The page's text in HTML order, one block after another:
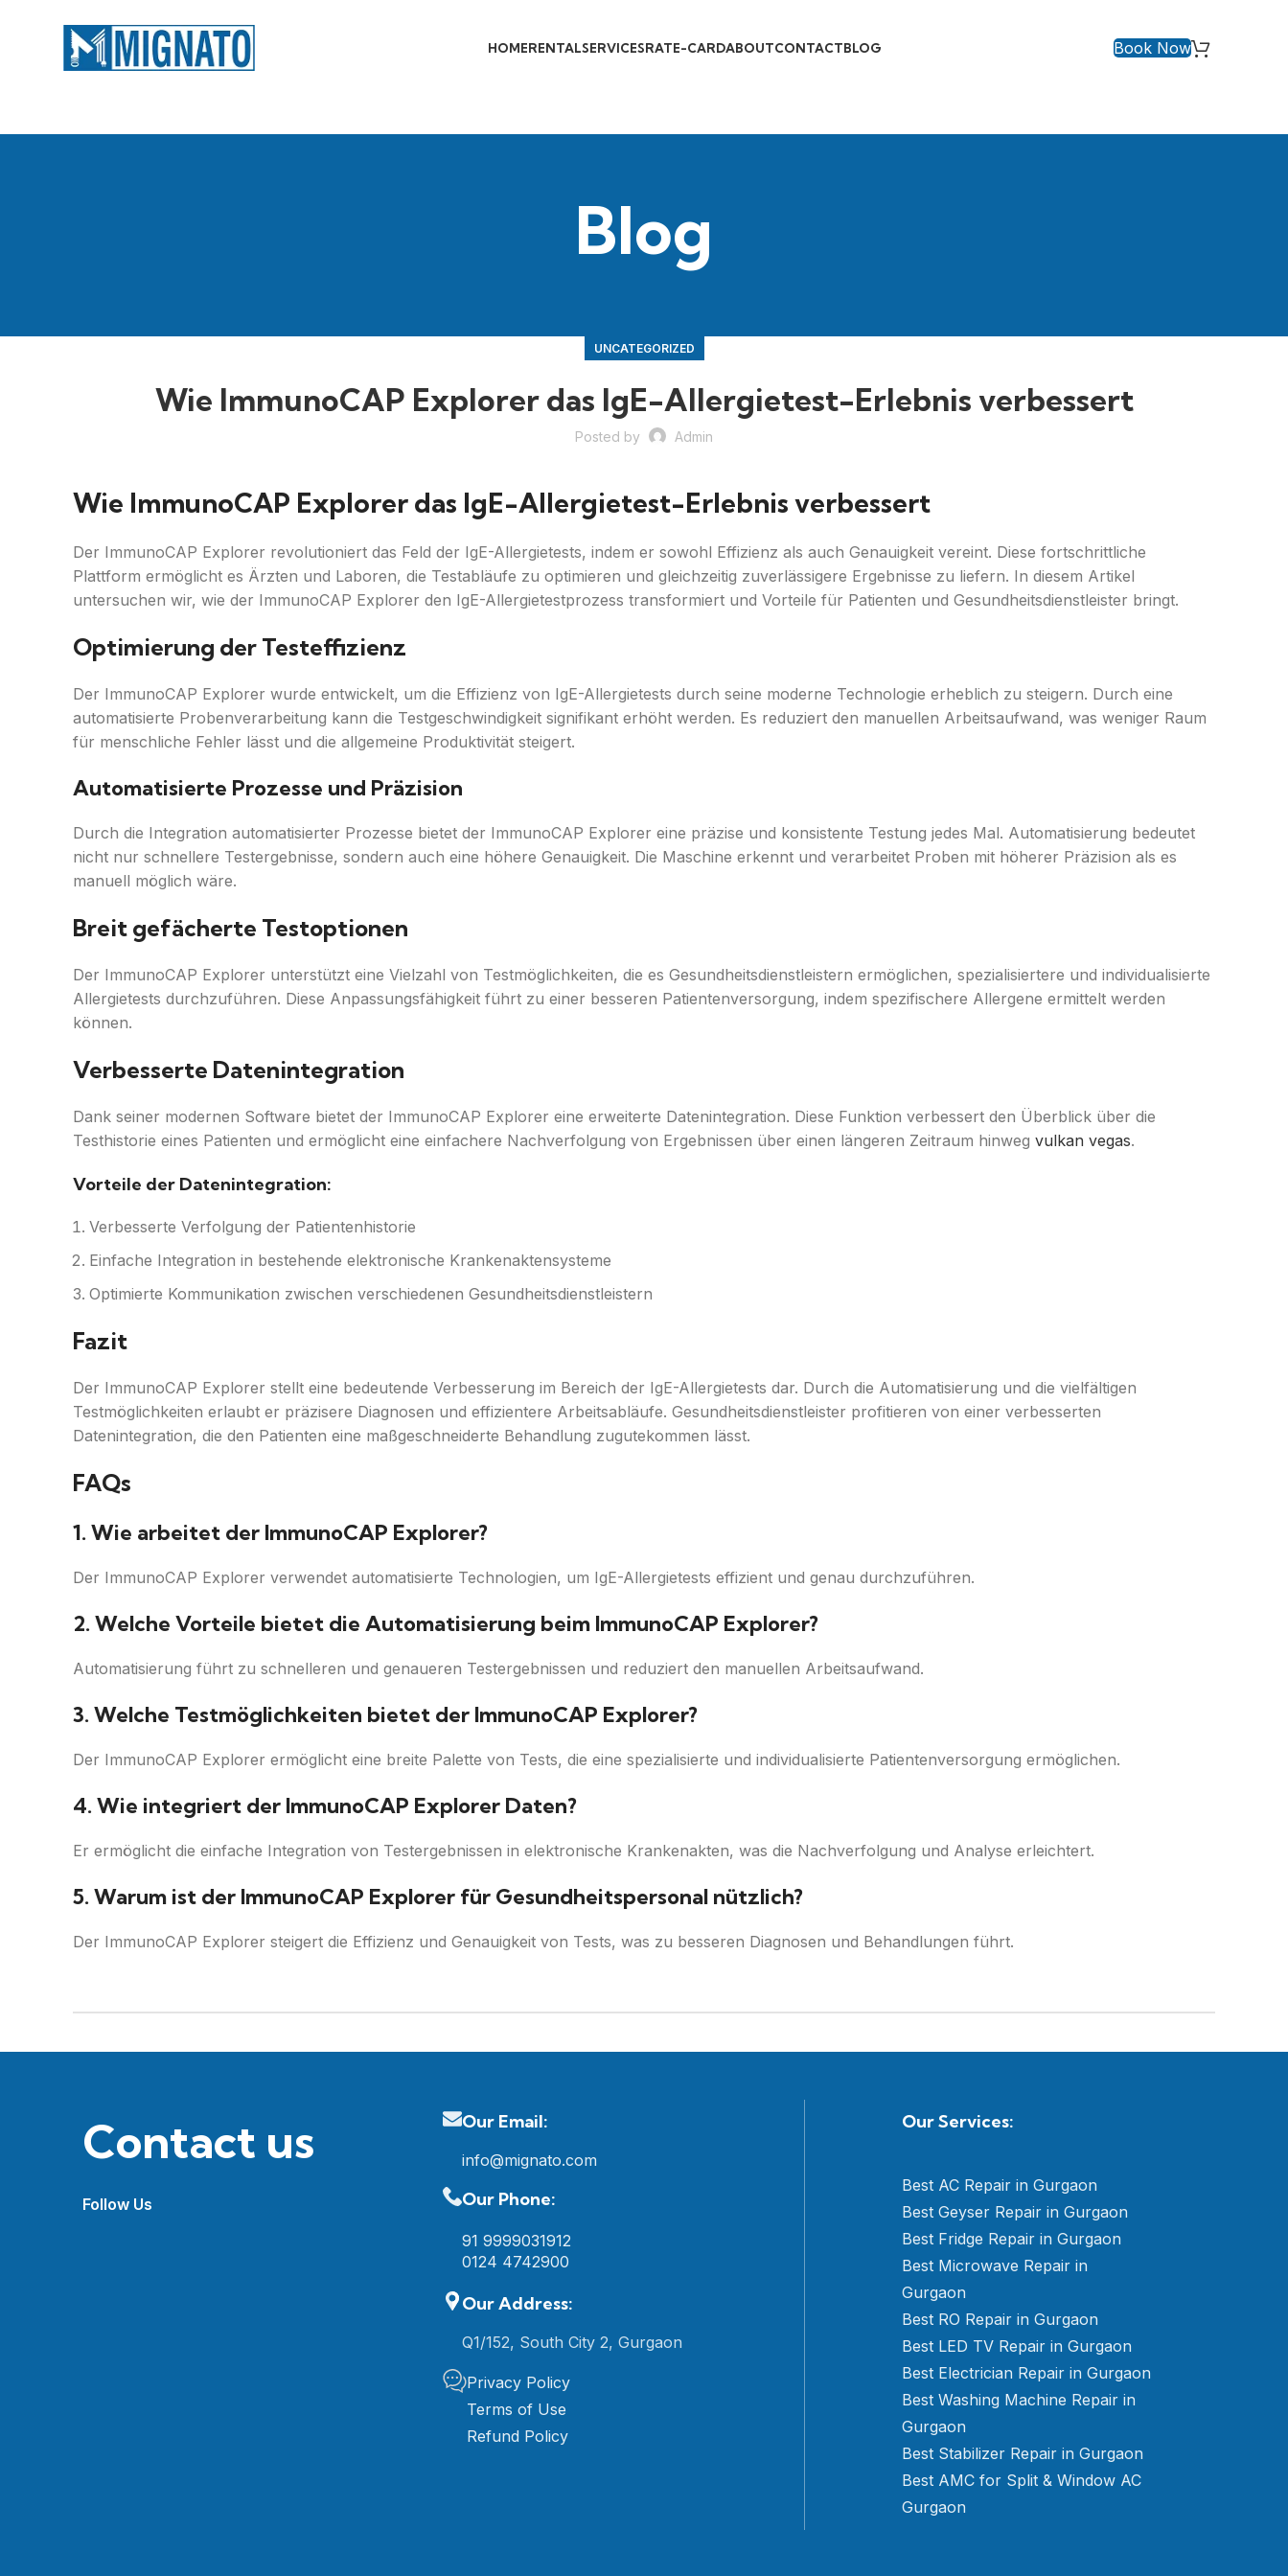
HOMERENTALSERVICESRATE-CARDABOUTCONTACTBLOG Book Now
Blog
UNCATEGORIZED
Wie ImmunoCAP Explorer das IgE-Allergietest-Erlebnis verbessert
Posted by Admin
Wie ImmunoCAP Explorer das IgE-Allergietest-Erlebnis verbessert
Der ImmunoCAP Explorer revolutioniert das Feld der IgE-Allergietests, indem er sowohl Effizienz als auch Genauigkeit vereint. Diese fortschrittliche
Plattform ermöglicht es Ärzten und Laboren, die Testabläufe zu optimieren und gleichzeitig zuverlässigere Ergebnisse zu liefern. In diesem Artikel
untersuchen wir, wie der ImmunoCAP Explorer den IgE-Allergietestprozess transformiert und Vorteile für Patienten und Gesundheitsdienstleister bringt.
Optimierung der Testeffizienz
Der ImmunoCAP Explorer wurde entwickelt, um die Effizienz von IgE-Allergietests durch seine moderne Technologie erheblich zu steigern. Durch eine
automatisierte Probenverarbeitung kann die Testgeschwindigkeit signifikant erhöht werden. Es reduziert den manuellen Arbeitsaufwand, was weniger Raum
für menschliche Fehler lässt und die allgemeine Produktivität steigert.
Automatisierte Prozesse und Präzision
Durch die Integration automatisierter Prozesse bietet der ImmunoCAP Explorer eine präzise und konsistente Testung jedes Mal. Automatisierung bedeutet
nicht nur schnellere Testergebnisse, sondern auch eine höhere Genauigkeit. Die Maschine erkennt und verarbeitet Proben mit höherer Präzision als es
manuell möglich wäre.
Breit gefächerte Testoptionen
Der ImmunoCAP Explorer unterstützt eine Vielzahl von Testmöglichkeiten, die es Gesundheitsdienstleistern ermöglichen, spezialisiertere und individualisierte
Allergietests durchzuführen. Diese Anpassungsfähigkeit führt zu einer besseren Patientenversorgung, indem spezifischere Allergene ermittelt werden
können.
Verbesserte Datenintegration
Dank seiner modernen Software bietet der ImmunoCAP Explorer eine erweiterte Datenintegration. Diese Funktion verbessert den Überblick über die
Testhistorie eines Patienten und ermöglicht eine einfachere Nachverfolgung von Ergebnissen über einen längeren Zeitraum hinweg vulkan vegas.
Vorteile der Datenintegration:
Verbesserte Verfolgung der Patientenhistorie
Einfache Integration in bestehende elektronische Krankenaktensysteme
Optimierte Kommunikation zwischen verschiedenen Gesundheitsdienstleistern
Fazit
Der ImmunoCAP Explorer stellt eine bedeutende Verbesserung im Bereich der IgE-Allergietests dar. Durch die Automatisierung und die vielfältigen
Testmöglichkeiten erlaubt er präzisere Diagnosen und effizientere Arbeitsabläufe. Gesundheitsdienstleister profitieren von einer verbesserten
Datenintegration, die den Patienten eine maßgeschneiderte Behandlung zugutekommen lässt.
FAQs
1. Wie arbeitet der ImmunoCAP Explorer?
Der ImmunoCAP Explorer verwendet automatisierte Technologien, um IgE-Allergietests effizient und genau durchzuführen.
2. Welche Vorteile bietet die Automatisierung beim ImmunoCAP Explorer?
Automatisierung führt zu schnelleren und genaueren Testergebnissen und reduziert den manuellen Arbeitsaufwand.
3. Welche Testmöglichkeiten bietet der ImmunoCAP Explorer?
Der ImmunoCAP Explorer ermöglicht eine breite Palette von Tests, die eine spezialisierte und individualisierte Patientenversorgung ermöglichen.
4. Wie integriert der ImmunoCAP Explorer Daten?
Er ermöglicht die einfache Integration von Testergebnissen in elektronische Krankenakten, was die Nachverfolgung und Analyse erleichtert.
5. Warum ist der ImmunoCAP Explorer für Gesundheitspersonal nützlich?
Der ImmunoCAP Explorer steigert die Effizienz und Genauigkeit von Tests, was zu besseren Diagnosen und Behandlungen führt.
Contact us
Follow Us
Our Email:
info@mignato.com
Our Phone:
91 9999031912
0124 4742900
Our Address:
Q1/152, South City 2, Gurgaon
Privacy Policy
Terms of Use
Refund Policy
Our Services:
Best AC Repair in Gurgaon
Best Geyser Repair in Gurgaon
Best Fridge Repair in Gurgaon
Best Microwave Repair in
Gurgaon
Best RO Repair in Gurgaon
Best LED TV Repair in Gurgaon
Best Electrician Repair in Gurgaon
Best Washing Machine Repair in
Gurgaon
Best Stabilizer Repair in Gurgaon
Best AMC for Split & Window AC
Gurgaon